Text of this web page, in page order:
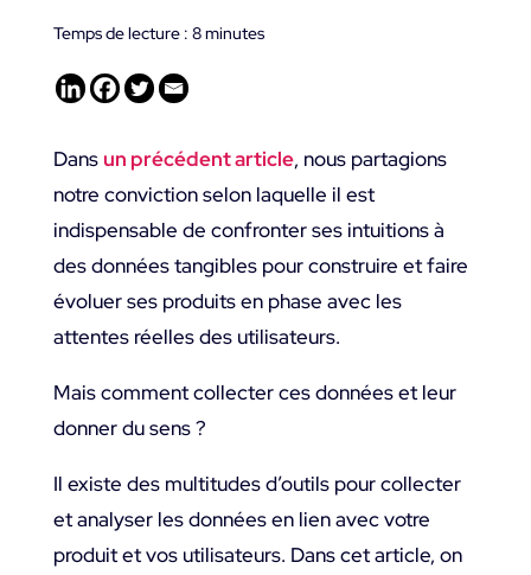
Temps de lecture : 8minutes
Dans un précédent article, nous partagions
notre conviction selon laquelle il est
indispensable de confronter ses intuitions à
des données tangibles pour construire et faire
évoluer ses produits en phase avec les
attentes réelles des utilisateurs.
Mais comment collecter ces données et leur
donner du sens ?
Il existe des multitudes d’outils pour collecter
et analyser les données en lien avec votre
produit et vos utilisateurs. Dans cet article, on